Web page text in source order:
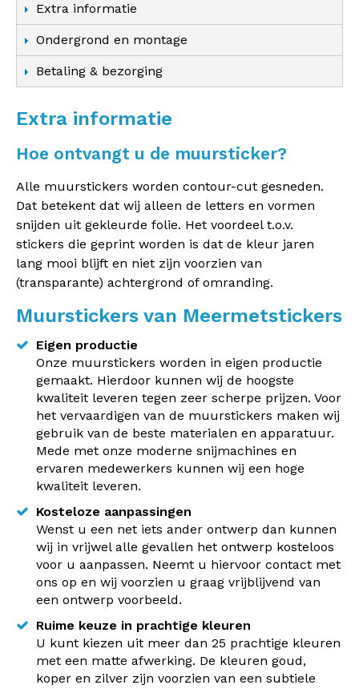
Extra informatie
Ondergrond en montage
Betaling & bezorging
Extra informatie
Hoe ontvangt u de muursticker?
Alle muurstickers worden contour-cut gesneden.
Dat betekent dat wij alleen de letters en vormen
snijden uit gekleurde folie. Het voordeel t.o.v.
stickers die geprint worden is dat de kleur jaren
lang mooi blijft en niet zijn voorzien van
(transparante) achtergrond of omranding.
Muurstickers van Meermetstickers
Eigen productie
Onze muurstickers worden in eigen productie
gemaakt. Hierdoor kunnen wij de hoogste
kwaliteit leveren tegen zeer scherpe prijzen. Voor
het vervaardigen van de muurstickers maken wij
gebruik van de beste materialen en apparatuur.
Mede met onze moderne snijmachines en
ervaren medewerkers kunnen wij een hoge
kwaliteit leveren.
Kosteloze aanpassingen
Wenst u een net iets ander ontwerp dan kunnen
wij in vrijwel alle gevallen het ontwerp kosteloos
voor u aanpassen. Neemt u hiervoor contact met
ons op en wij voorzien u graag vrijblijvend van
een ontwerp voorbeeld.
Ruime keuze in prachtige kleuren
U kunt kiezen uit meer dan 25 prachtige kleuren
met een matte afwerking. De kleuren goud,
koper en zilver zijn voorzien van een subtiele